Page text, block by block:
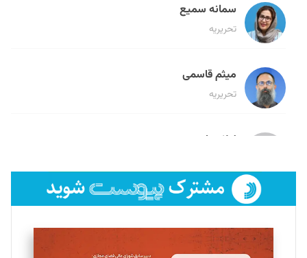
سمانه سمیع
تحریریه
میثم قاسمی
تحریریه
لیلا حنارود
فائزه فتحی رستمی
تحریریه